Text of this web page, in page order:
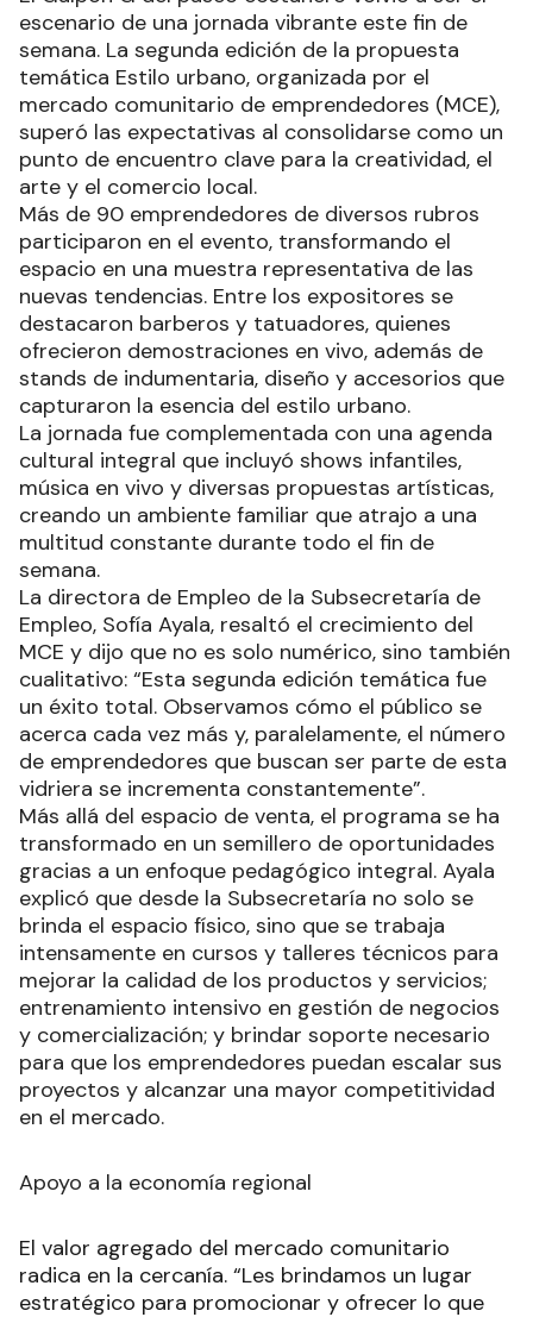
escenario de una jornada vibrante este fin de
semana. La segunda edición de la propuesta
temática Estilo urbano, organizada por el
mercado comunitario de emprendedores (MCE),
superó las expectativas al consolidarse como un
punto de encuentro clave para la creatividad, el
arte y el comercio local.
Más de 90 emprendedores de diversos rubros
participaron en el evento, transformando el
espacio en una muestra representativa de las
nuevas tendencias. Entre los expositores se
destacaron barberos y tatuadores, quienes
ofrecieron demostraciones en vivo, además de
stands de indumentaria, diseño y accesorios que
capturaron la esencia del estilo urbano.
La jornada fue complementada con una agenda
cultural integral que incluyó shows infantiles,
música en vivo y diversas propuestas artísticas,
creando un ambiente familiar que atrajo a una
multitud constante durante todo el fin de
semana.
La directora de Empleo de la Subsecretaría de
Empleo, Sofía Ayala, resaltó el crecimiento del
MCE y dijo que no es solo numérico, sino también
cualitativo: “Esta segunda edición temática fue
un éxito total. Observamos cómo el público se
acerca cada vez más y, paralelamente, el número
de emprendedores que buscan ser parte de esta
vidriera se incrementa constantemente”.
Más allá del espacio de venta, el programa se ha
transformado en un semillero de oportunidades
gracias a un enfoque pedagógico integral. Ayala
explicó que desde la Subsecretaría no solo se
brinda el espacio físico, sino que se trabaja
intensamente en cursos y talleres técnicos para
mejorar la calidad de los productos y servicios;
entrenamiento intensivo en gestión de negocios
y comercialización; y brindar soporte necesario
para que los emprendedores puedan escalar sus
proyectos y alcanzar una mayor competitividad
en el mercado.
Apoyo a la economía regional
El valor agregado del mercado comunitario
radica en la cercanía. “Les brindamos un lugar
estratégico para promocionar y ofrecer lo que